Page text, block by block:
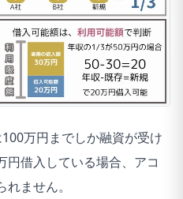
万円までしか融資が受け
円借入している場合、アコ
ません。